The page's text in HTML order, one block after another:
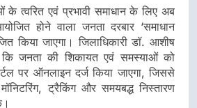
त्वरित एवं प्रभावी समाधान के लिए अब
होने वाला जनता दरबार ‘समाधान
किया जाएगा। जिलाधिकारी डॉ. आशीष
कि जनता की शिकायत एवं समस्याओं को
पर ऑनलाइन दर्ज किया जाएगा, जिससे
ट्रैकिंग और समयबद्ध निस्तारण